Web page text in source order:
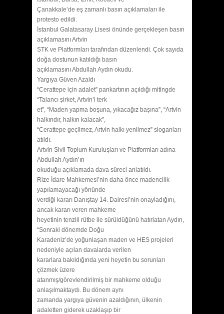
Çanakkale’de eş zamanlı basın açıklamaları ile
protesto edildi.
İstanbul Galatasaray Lisesi önünde gerçekleşen basın
açıklamasını Artvin
STK ve Platformları tarafından düzenlendi. Çok sayıda
doğa dostunun katıldığı basın
açıklamasını Abdullah Aydın okudu.
Yargıya Güven Azaldı
“Cerattepe için adalet” pankartının açıldığı mitingde
“Talancı şirket, Artvin’i terk
et”, “Maden yapma boşuna, yıkacağız başına”, “Artvin
halkındır, halkın kalacak”,
“Cerattepe geçilmez, Artvin halkı yenilmez” sloganları
atıldı.
Artvin Sivil Toplum Kuruluşları ve Platformları adına
Abdullah Aydın’ın
okuduğu açıklamada dava süreci anlatıldı.
Rize İdare Mahkemesi’nin daha önce madencilik
yapılamayacağı yönünde
verdiği kararı Danıştay 14. Dairesi’nin onayladığını,
ancak kararı veren mahkeme
heyetinin tenzili rütbe ile sürüldüğünü hatırlatan Aydın,
“Sonraki dönemde Doğu
Karadeniz’de yoğunlaşan maden ve HES projeleri
nedeniyle açılan davalarda verilen
kararlara bakıldığında yeni heyetin bu sorunları
çözmek üzere
atanmış/görevlendirilmiş bir mahkeme olduğu
anlaşılmaktaydı. Bu dönem aynı
zamanda yargıya güvenin azaldığının, ülkenin
adaletten giderek uzaklaşıp bir